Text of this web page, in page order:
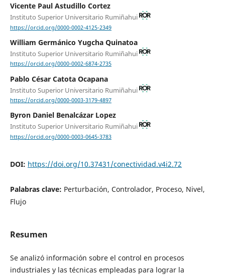
Vicente Paul Astudillo Cortez
Instituto Superior Universitario Rumiñahui
https://orcid.org/0000-0002-4125-2349
William Germánico Yugcha Quinatoa
Instituto Superior Universitario Rumiñahui
https://orcid.org/0000-0002-6874-2735
Pablo César Catota Ocapana
Instituto Superior Universitario Rumiñahui
https://orcid.org/0000-0003-3179-4897
Byron Daniel Benalcázar Lopez
Instituto Superior Universitario Rumiñahui
https://orcid.org/0000-0003-0645-3783
DOI: https://doi.org/10.37431/conectividad.v4i2.72
Palabras clave: Perturbación, Controlador, Proceso, Nivel,
Flujo
Resumen
Se analizó información sobre el control en procesos
industriales y las técnicas empleadas para lograr la